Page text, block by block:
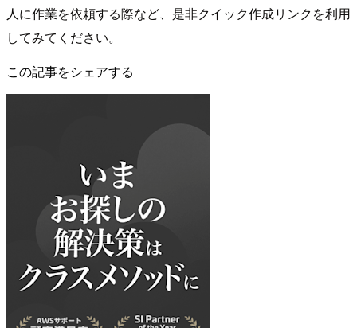
人に作業を依頼する際など、是非クイック作成リンクを利用
してみてください。
この記事をシェアする